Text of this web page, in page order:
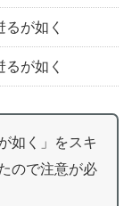
が如く
が如く
如く」をスキ
ので注意が必